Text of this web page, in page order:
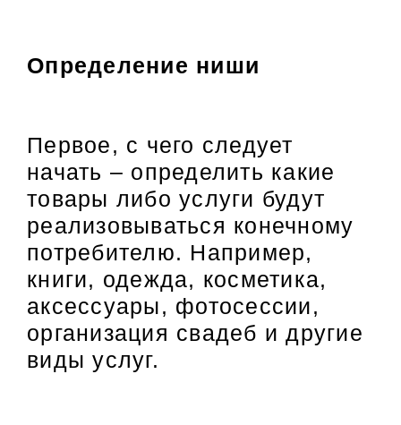
Определение ниши
Первое, с чего следует
начать – определить какие
товары либо услуги будут
реализовываться конечному
потребителю. Например,
книги, одежда, косметика,
аксессуары, фотосессии,
организация свадеб и другие
виды услуг.